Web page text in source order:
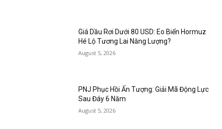
Giá Dầu Rơi Dưới 80 USD: Eo Biển Hormuz
Hé Lộ Tương Lai Năng Lượng?
August 5, 2026
PNJ Phục Hồi Ấn Tượng: Giải Mã Động Lực
Sau Đáy 6 Năm
August 5, 2026